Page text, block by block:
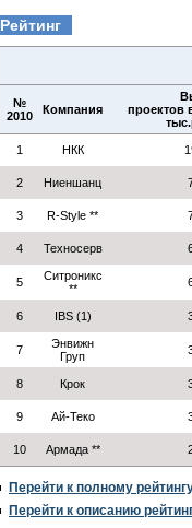
Рейтинг
№
2010
Компания
проектов
1 НКК
2 Ниеншанц
3 R-Style **
4 Техносерв
5
Ситроникс
**
6 IBS (1)
7
Энвижн
Груп
8 Крок
9 Ай-Теко
10 Армада **
Перейти к полному
Перейти к описанию